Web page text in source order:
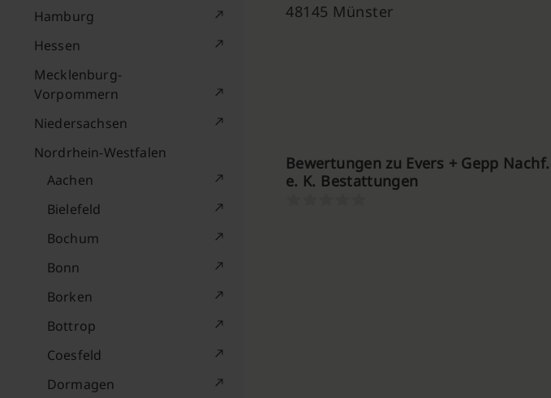
Hamburg
Hessen
Mecklenburg-
Vorpommern
Niedersachsen
Nordrhein-Westfalen
Aachen
Bielefeld
Bochum
Bonn
Borken
Bottrop
Coesfeld
Dormagen
48145 Münster
Bewertungen zu Evers + Gepp
e. K. Bestattungen